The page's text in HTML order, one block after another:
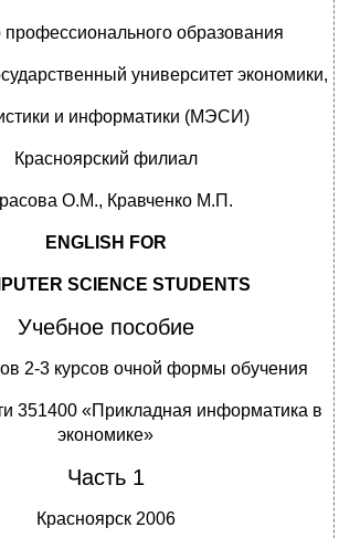
образования
университет экономики,
и информатики (МЭСИ)
Красноярский филиал
О.М., Кравченко М.П.
ENGLISH FOR
SCIENCE STUDENTS
Учебное пособие
2-3 курсов очной формы обучения
351400 «Прикладная информатика в
экономике»
Часть 1
Красноярск 2006